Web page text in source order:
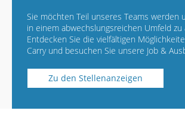
Sie möchten Teil unseres Teams werden
in einem abwechslungsreichen Umfeld zu
Entdecken Sie die vielfältigen
Carry und besuchen Sie unsere Job &
Zu den Stellenanzeigen